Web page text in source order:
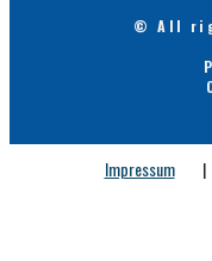
© All
Impressum |